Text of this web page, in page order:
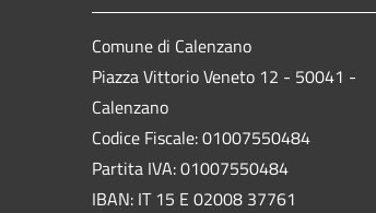
Comune di Calenzano
Piazza Vittorio Veneto 12 - 50041 -
Calenzano
Codice Fiscale: 01007550484
Partita IVA: 01007550484
IBAN: IT 15 E 02008 37761